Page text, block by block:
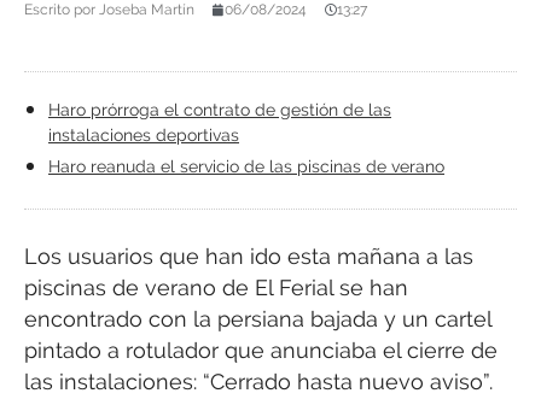
Escrito por Joseba Martín 06/08/2024 13:27
Haro prórroga el contrato de gestión de las
instalaciones deportivas
Haro reanuda el servicio de las piscinas de verano
Los usuarios que han ido esta mañana a las
piscinas de verano de El Ferial se han
encontrado con la persiana bajada y un cartel
pintado a rotulador que anunciaba el cierre de
las instalaciones: “Cerrado hasta nuevo aviso”.